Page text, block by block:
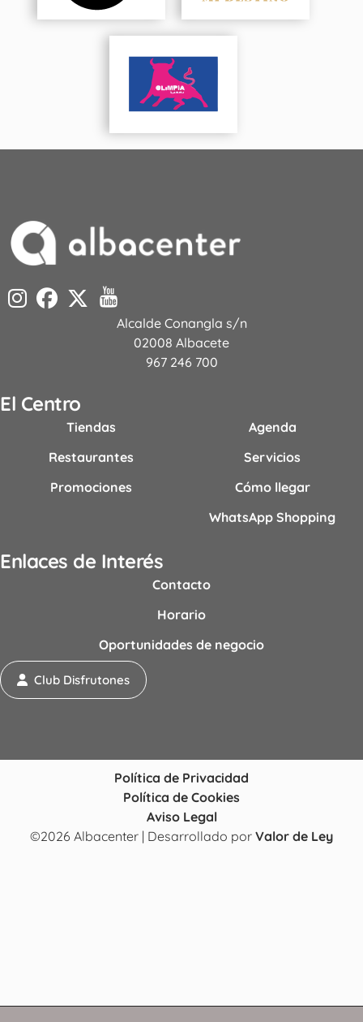
Alcalde Conangla s/n
02008 Albacete
967 246 700
El Centro
Tiendas
Restaurantes
Promociones
Agenda
Servicios
Cómo llegar
WhatsApp Shopping
Enlaces de Interés
Contacto
Horario
Oportunidades de negocio
Club Disfrutones
Política de Privacidad
Política de Cookies
Aviso Legal
©2026 Albacenter | Desarrollado por Valor de Ley